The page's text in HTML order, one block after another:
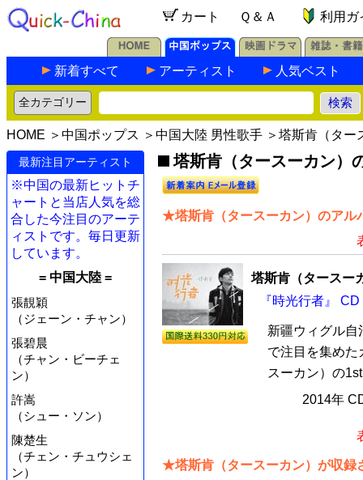
カート Ｑ＆Ａ 利用ガ
新着すべて アーティスト 人気ベスト
HOME ＞ 中国ポップス ＞ 中国大陸 男性歌手 ＞塔斯肯（ター
最新注目アーティスト
※中国の最新ヒットチ
ャートと当店人気を総
合した今注目のアーテ
ィストです。毎日更新
しています。
= 中国大陸 =
張靚穎
（ジェーン・チャン）
張碧晨
（チャン・ビーチェ
ン）
許嵩
（シュー・ソン）
陳楚生
（チェン・チュウシェ
ン）
塔斯肯（タースーカン）
★塔斯肯（タースーカン）のアル
塔斯肯（タースー
『時光行者』
新疆ウィグル自
で注目を集めた
スーカン）の
2014年
★塔斯肯（タースーカン）が収録